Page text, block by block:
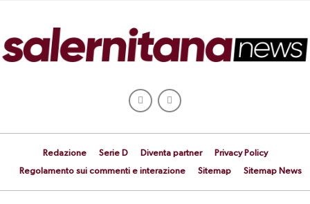
Redazione Serie D Diventa partner
Privacy Policy
Regolamento sui commenti e interazione
Sitemap Sitemap News